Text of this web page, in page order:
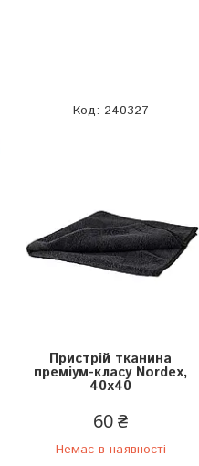
240327
Пристрій тканина
преміум-класу Nordex,
40х40
60 ₴
Немає в наявності